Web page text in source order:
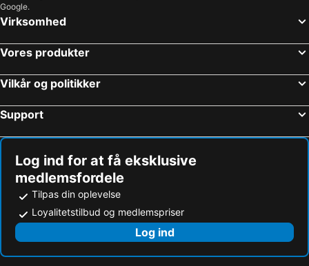
Google.
Virksomhed
Vores produkter
Vilkår og politikker
Support
Log ind for at få eksklusive
medlemsfordele
Tilpas din oplevelse
Loyalitetstilbud og medlemspriser
Log ind